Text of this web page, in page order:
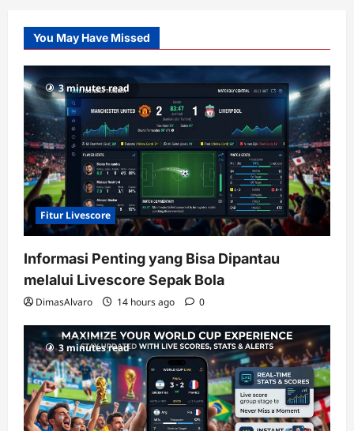
Slot
Gacor
RTP
terupdate
You May Have Missed
3 minutes read
Fitur Livescore
Informasi Penting yang Bisa Dipantau
melalui Livescore Sepak Bola
DimasAlvaro 14 hours ago 0
3 minutes read